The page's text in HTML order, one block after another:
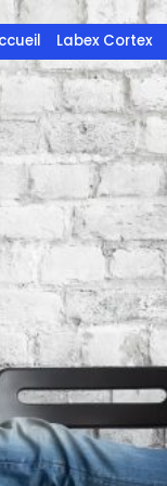
Labex Cortex